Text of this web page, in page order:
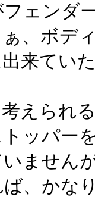
ェンダ
、ボデ
来てい
えられ
ッパー
いません
、かな